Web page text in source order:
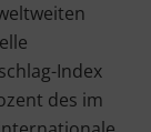
Index
des im